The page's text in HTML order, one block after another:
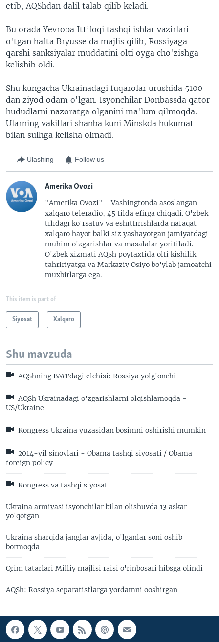
etib, AQShdan dalil talab qilib keladi.
Bu orada Yevropa Ittifoqi tashqi ishlar vazirlari
o'tgan hafta Bryusselda majlis qilib, Rossiyaga
qarshi sanksiyalar muddatini olti oyga cho'zishga
kelishib oldi.
Shu kungacha Ukrainadagi fuqarolar urushida 5100
dan ziyod odam o'lgan. Isyonchilar Donbassda qator
hududlarni nazoratga olganini ma'lum qilmoqda.
Ularning vakillari shanba kuni Minskda hukumat
bilan sulhga kelisha olmadi.
Ulashing Follow us
Amerika Ovozi
"Amerika Ovozi" - Vashingtonda asoslangan
xalqaro teleradio, 45 tilda efirga chiqadi. O'zbek
tilidagi ko'rsatuv va eshittirishlarda nafaqat
xalqaro hayot balki siz yashayotgan jamiyatdagi
muhim o'zgarishlar va masalalar yoritiladi.
O'zbek xizmati AQSh poytaxtida olti kishilik
tahririyatga va Markaziy Osiyo bo'ylab jamoatchi
muxbirlarga ega.
This item is part of
Siyosat Xalqaro
Shu mavzuda
AQShning BMTdagi elchisi: Rossiya yolg'onchi
AQSh Ukrainadagi o'zgarishlarni olqishlamoqda -
US/Ukraine
Kongress Ukraina yuzasidan bosimni oshirishi mumkin
2014-yil sinovlari - Obama tashqi siyosati / Obama
foreign policy
Kongress va tashqi siyosat
Ukraina armiyasi isyonchilar bilan olishuvda 13 askar
yo'qotgan
Ukraina sharqida janglar avjida, o'lganlar soni oshib
bormoqda
Qrim tatarlari Milliy majlisi raisi o'rinbosari hibsga olindi
AQSh: Rossiya separatistlarga yordamni ooshirgan